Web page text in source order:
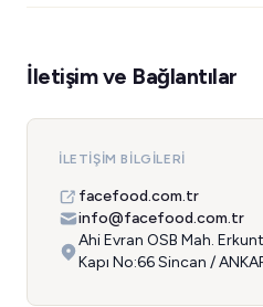
İletişim ve Bağlantılar
İLETIŞIM BILGILERI
facefood.com.tr
info@facefood.com.tr
Ahi Evran OSB Mah.
Kapı No:66 Sincan /